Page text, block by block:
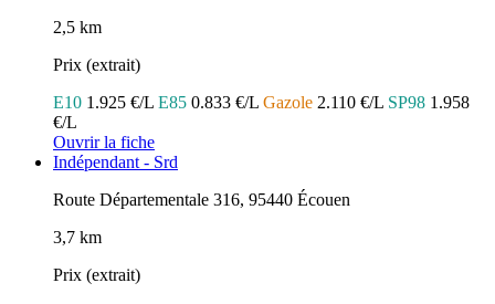
2,5 km
Prix (extrait)
E10 1.925 €/L E85 0.833 €/L Gazole 2.110 €/L SP98 1.958
€/L
Ouvrir la fiche
Indépendant - Srd
Route Départementale 316, 95440 Écouen
3,7 km
Prix (extrait)